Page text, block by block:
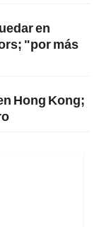
en
"por más
Hong Kong;